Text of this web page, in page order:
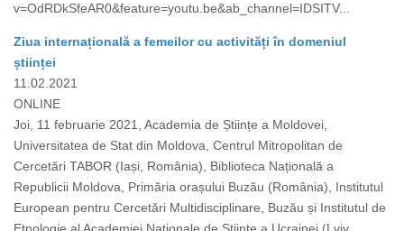
v=OdRDkSfeAR0&feature=youtu.be&ab_channel=IDSITV...
Ziua internațională a femeilor cu activități în domeniul
științei
11.02.2021
ONLINE
Joi, 11 februarie 2021, Academia de Științe a Moldovei,
Universitatea de Stat din Moldova, Centrul Mitropolitan de
Cercetări TABOR (Iași, România), Biblioteca Națională a
Republicii Moldova, Primăria orașului Buzău (România), Institutul
European pentru Cercetări Multidisciplinare, Buzău și Institutul de